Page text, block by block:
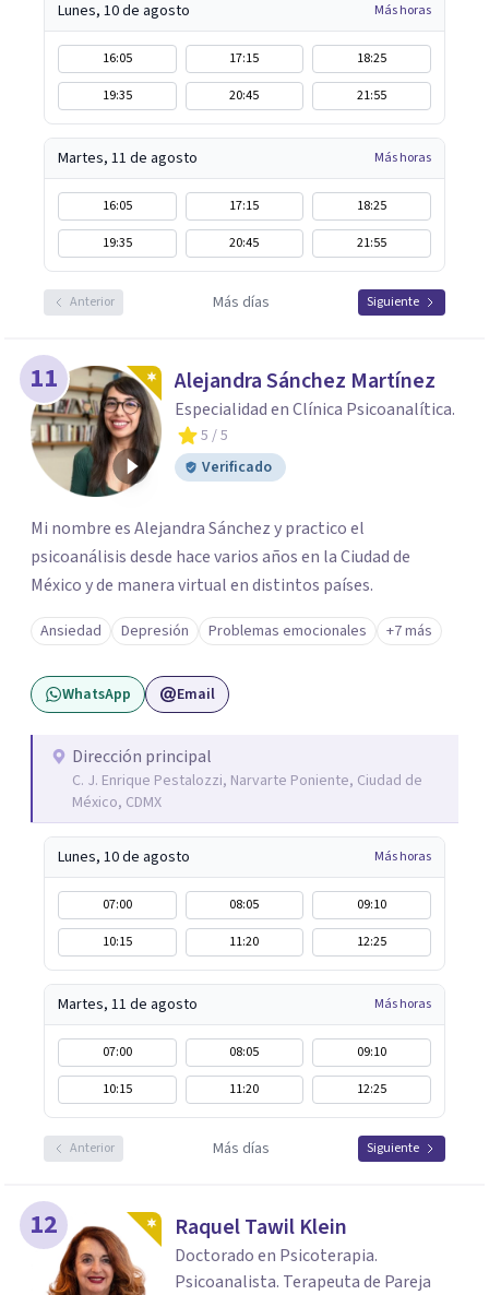
Lunes, 10 de agosto Más horas
16:05 17:15
18:25
19:35
20:45 21:55
Martes, 11 de agosto Más horas
16:05 17:15
18:25
19:35
20:45 21:55
Anterior Más días Siguiente
11 Alejandra Sánchez Martínez
Especialidad en Clínica Psicoanalítica.
5 / 5
Verificado
Mi nombre es Alejandra Sánchez y practico el
psicoanálisis desde hace varios años en la Ciudad de
México y de manera virtual en distintos países.
Ansiedad Depresión Problemas emocionales +7 más
WhatsApp Email
Dirección principal
C. J. Enrique Pestalozzi, Narvarte Poniente, Ciudad de
México, CDMX
Lunes, 10 de agosto Más horas
07:00 08:05
09:10
10:15
11:20 12:25
Martes, 11 de agosto Más horas
07:00 08:05
09:10
10:15
11:20 12:25
Anterior Más días Siguiente
12 Raquel Tawil Klein
Doctorado en Psicoterapia.
Psicoanalista. Terapeuta de Pareja